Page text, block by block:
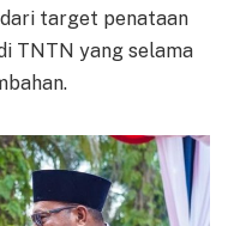
target penataan
TNTN yang selama